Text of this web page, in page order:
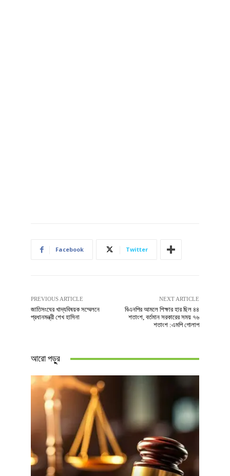
Facebook Twitter
PREVIOUS ARTICLE
জাতিসংঘের খাদ্যবিষয়ক সম্মেলনে
প্রধানমন্ত্রী শেখ হাসিনা
NEXT ARTICLE
বিএনপির আমলে শিক্ষার হার ছিল ৪৪
শতাংশ, বর্তমান সরকারের সময় ৭৬
শতাংশ :এমপি গোলাপ
আরো পড়ুুর